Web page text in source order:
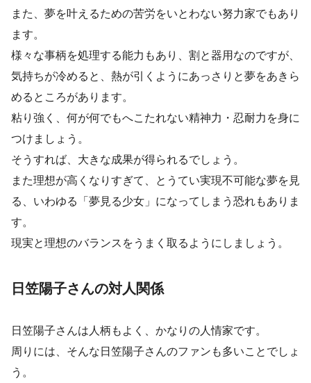
また、夢を叶えるための苦労をいとわない努力家でもあり
ます。
様々な事柄を処理する能力もあり、割と器用なのですが、
気持ちが冷めると、熱が引くようにあっさりと夢をあきら
めるところがあります。
粘り強く、何が何でもへこたれない精神力・忍耐力を身に
つけましょう。
そうすれば、大きな成果が得られるでしょう。
また理想が高くなりすぎて、とうてい実現不可能な夢を見
る、いわゆる「夢見る少女」になってしまう恐れもありま
す。
現実と理想のバランスをうまく取るようにしましょう。
日笠陽子さんの対人関係
日笠陽子さんは人柄もよく、かなりの人情家です。
周りには、そんな日笠陽子さんのファンも多いことでしょ
う。